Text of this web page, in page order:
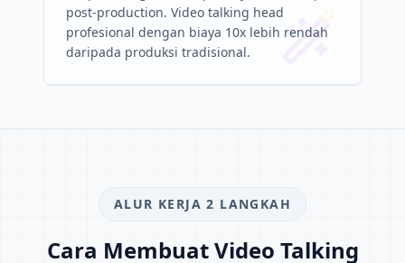
post-production. Video talking head
profesional dengan biaya 10x lebih rendah
daripada produksi tradisional.
ALUR KERJA 2 LANGKAH
Cara Membuat Video Talking